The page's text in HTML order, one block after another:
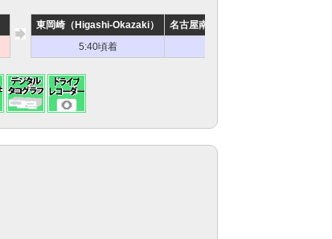
東岡崎（Higashi-Okazaki）
名古屋南（Nagoya-Minami
5:40頃着